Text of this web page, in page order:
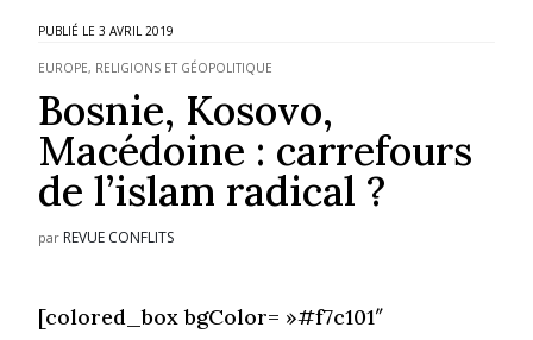
3 AVRIL 2019
EUROPE, RELIGIONS ET GÉOPOLITIQUE
Bosnie, Kosovo,
Macédoine : carrefours
de l’islam radical ?
par REVUE CONFLITS
[colored_box bgColor= »#f7c101″